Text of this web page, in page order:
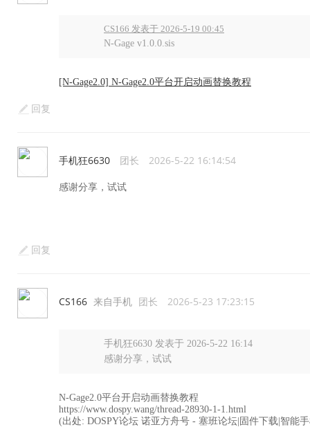
CS166 发表于 2026-5-19 00:45
N-Gage v1.0.0.sis
[N-Gage2.0] N-Gage2.0平台开启动画替换教程
回复
手机狂6630 团长 2026-5-22 16:14:54
感谢分享，试试
回复
CS166 来自手机 团长 2026-5-23 17:23:15
手机狂6630 发表于 2026-5-22 16:14
感谢分享，试试
N-Gage2.0平台开启动画替换教程
https://www.dospy.wang/thread-28930-1-1.html
(出处: DOSPY论坛 诺亚方舟号 - 塞班论坛|固件下载|智能